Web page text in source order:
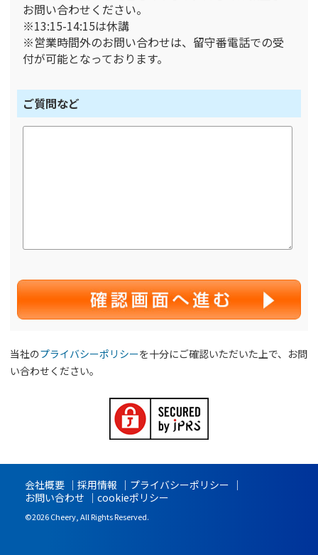
お問い合わせください。
※13:15-14:15は休講
※営業時間外のお問い合わせは、留守番電話での受
付が可能となっております。
ご質問など
当社のプライバシーポリシーを十分にご確認いただいた上で、お問
い合わせください。
会社概要 採用情報
プライバシーポリシー
お問い合わせ
cookieポリシー
©2026 Cheery, All Rights Reserved.